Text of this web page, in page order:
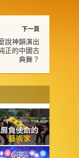
下一頁
說神韻演出
正的中國古
典舞？